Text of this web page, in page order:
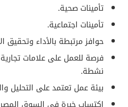
تأمينات صحية.
تأمينات اجتماعية.
حوافز مرتبطة بالأداء وتحقيق
فرصة للعمل على علامات تجارية
نشطة.
بيئة عمل تعتمد على التحليل